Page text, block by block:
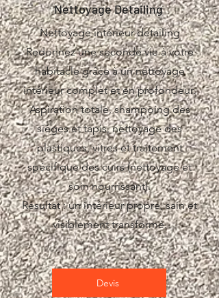
​Nettoyage Detailing
Nettoyage intérieur detailing
Redonnez une seconde vie à votre
habitacle grâce à un nettoyage
intérieur complet et en profondeur.
Aspiration totale, shampoing des
sièges et tapis, nettoyage des
plastiques, vitres et traitement
spécifique des cuirs (nettoyage et
soin nourrissant).
Résultat : un intérieur propre, sain et
visiblement transformé.
Devis